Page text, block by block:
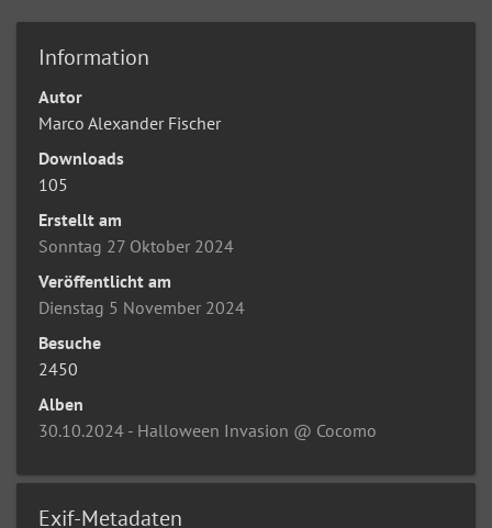
Information
Autor
Marco Alexander Fischer
Downloads
105
Erstellt am
Sonntag 27 Oktober 2024
Veröffentlicht am
Dienstag 5 November 2024
Besuche
2450
Alben
30.10.2024 - Halloween Invasion @ Cocomo
Exif-Metadaten